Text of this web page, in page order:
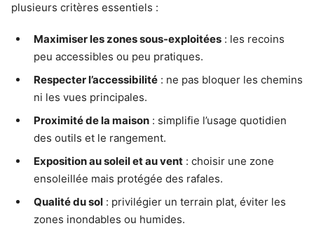
plusieurs critères essentiels :
Maximiser les zones sous-exploitées : les recoins
peu accessibles ou peu pratiques.
Respecter l’accessibilité : ne pas bloquer les chemins
ni les vues principales.
Proximité de la maison : simplifie l’usage quotidien
des outils et le rangement.
Exposition au soleil et au vent : choisir une zone
ensoleillée mais protégée des rafales.
Qualité du sol : privilégier un terrain plat, éviter les
zones inondables ou humides.